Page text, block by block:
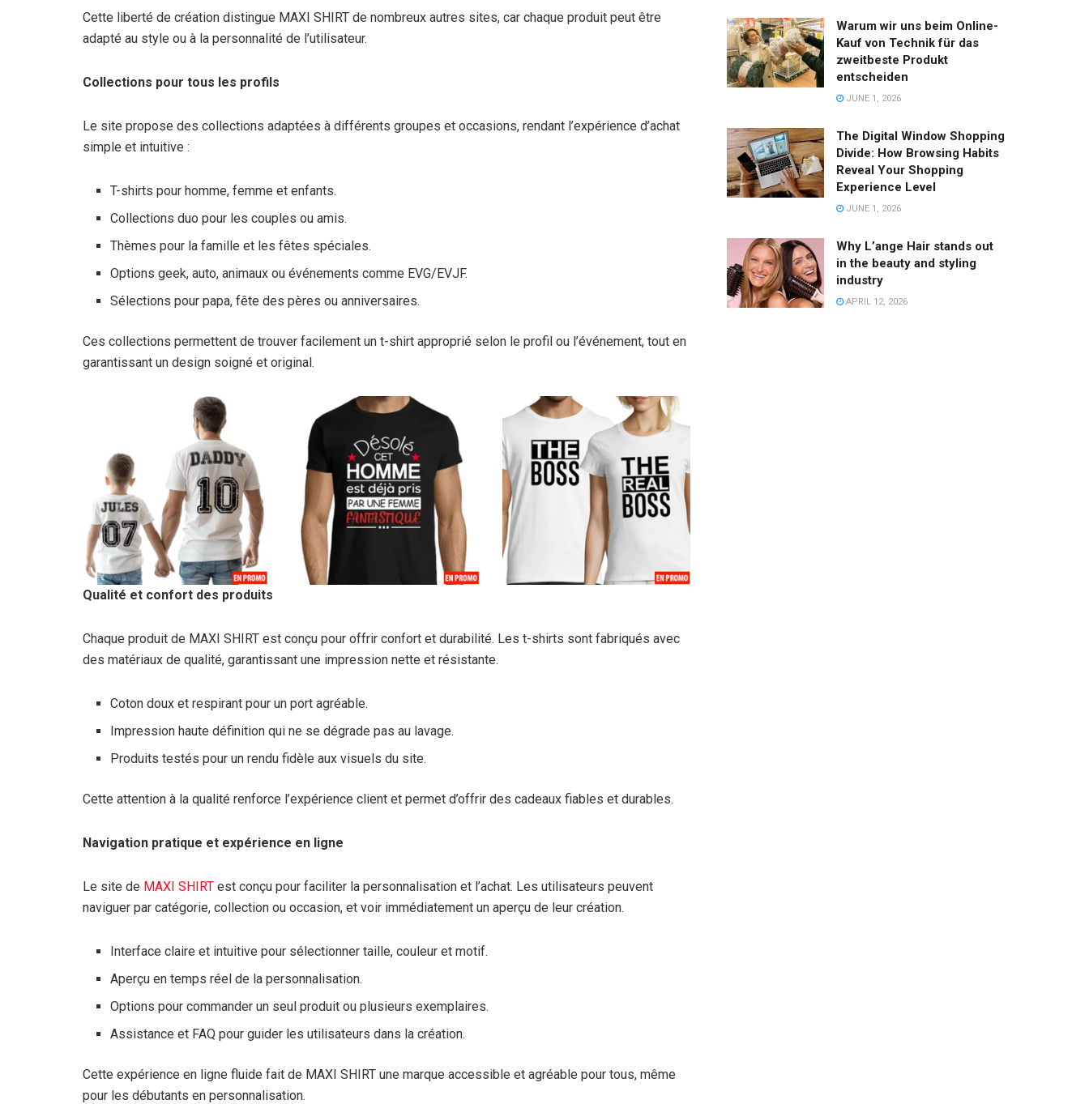
Cette liberté de création distingue MAXI SHIRT de nombreux autres sites, car chaque produit peut être
adapté au style ou à la personnalité de l’utilisateur.
Collections pour tous les profils
Le site propose des collections adaptées à différents groupes et occasions, rendant l’expérience d’achat
simple et intuitive :
T-shirts pour homme, femme et enfants.
Collections duo pour les couples ou amis.
Thèmes pour la famille et les fêtes spéciales.
Options geek, auto, animaux ou événements comme EVG/EVJF.
Sélections pour papa, fête des pères ou anniversaires.
Ces collections permettent de trouver facilement un t-shirt approprié selon le profil ou l’événement, tout en
garantissant un design soigné et original.
Qualité et confort des produits
Chaque produit de MAXI SHIRT est conçu pour offrir confort et durabilité. Les t-shirts sont fabriqués avec
des matériaux de qualité, garantissant une impression nette et résistante.
Coton doux et respirant pour un port agréable.
Impression haute définition qui ne se dégrade pas au lavage.
Produits testés pour un rendu fidèle aux visuels du site.
Cette attention à la qualité renforce l’expérience client et permet d’offrir des cadeaux fiables et durables.
Navigation pratique et expérience en ligne
Le site de MAXI SHIRT est conçu pour faciliter la personnalisation et l’achat. Les utilisateurs peuvent
naviguer par catégorie, collection ou occasion, et voir immédiatement un aperçu de leur création.
Interface claire et intuitive pour sélectionner taille, couleur et motif.
Aperçu en temps réel de la personnalisation.
Options pour commander un seul produit ou plusieurs exemplaires.
Assistance et FAQ pour guider les utilisateurs dans la création.
Cette expérience en ligne fluide fait de MAXI SHIRT une marque accessible et agréable pour tous, même
pour les débutants en personnalisation.
Warum wir uns beim Online-
Kauf von Technik für das
zweitbeste Produkt
entscheiden
JUNE 1, 2026
The Digital Window Shopping
Divide: How Browsing Habits
Reveal Your Shopping
Experience Level
JUNE 1, 2026
Why L’ange Hair stands out
in the beauty and styling
industry
APRIL 12, 2026